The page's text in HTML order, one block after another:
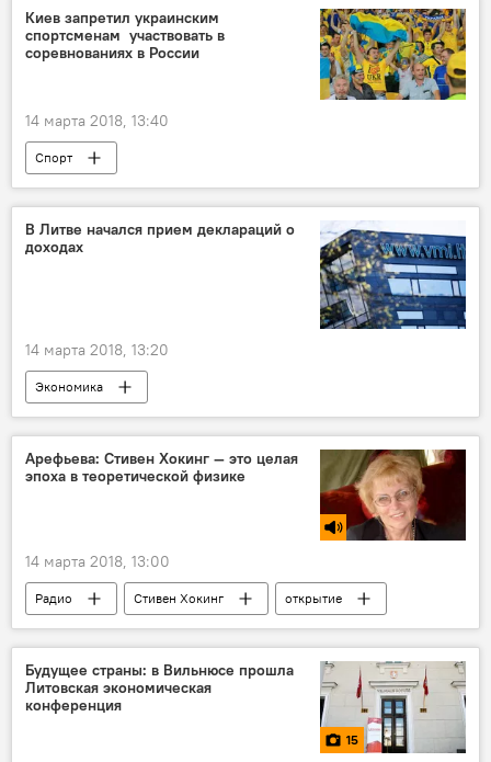
Киев запретил украинским
спортсменам участвовать в
соревнованиях в России
14 марта 2018, 13:40
Спорт
В Литве начался прием деклараций о
доходах
14 марта 2018, 13:20
Экономика
Арефьева: Стивен Хокинг — это целая
эпоха в теоретической физике
14 марта 2018, 13:00
Радио Стивен Хокинг
открытие
физика
наука
Будущее страны: в Вильнюсе прошла
Литовская экономическая
конференция
15